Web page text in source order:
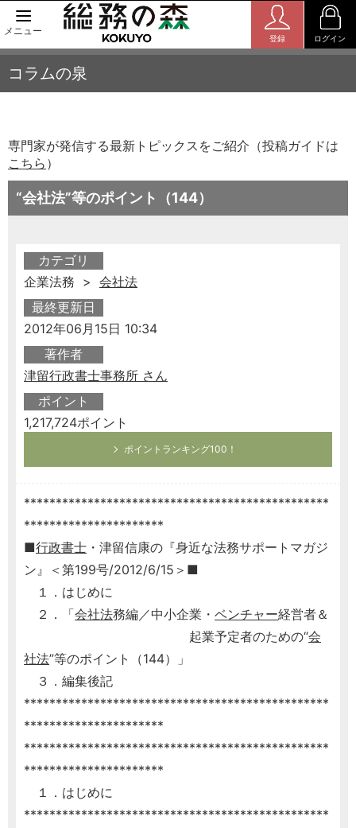
メニュー
登録 ログイン
コラムの泉
専門家が発信する最新トピックスをご紹介（投稿ガイドは
こちら ）
“会社法”等のポイント（144）
カテゴリ
企業法務 > 会社法
最終更新日
2012年06月15日 10:34
著作者
津留行政書士事務所 さん
ポイント
1,217,724ポイント
ポイントランキング100！
************************************************
**********************
■行政書士 ・津留信康の『身近な法務サポートマガジ
ン』＜第199号/2012/6/15＞■
１．はじめに
２．「会社法務編／中小企業・ ベンチャー経営者＆
起業予定者のための“会
社法”等のポイント（144）」
３．編集後記
************************************************
**********************
************************************************
**********************
１．はじめに
************************************************